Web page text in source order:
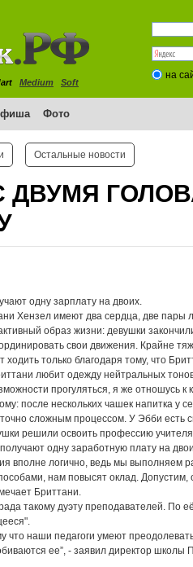
Medium Soft
на
Фото
Остальные новости
ДВУМЯ
одну зарплату на двоих.
Хензел имеют два сердца, две пары
образ жизни: девушки
свои движения. Крайне
только благодаря тому, что
любит одежду нейтральных
прогуляться, я же отношусь
после нескольких чашек напитка у
сложным процессом. У Эбби есть
решили освоить профессию
одну заработную плату на
вполне логично, ведь мы выполняем
нам повысят оклад. Допустим,
Бриттани.
такому дуэту преподавателей.
наши педагоги умеют
ее”, - заявил директор школы